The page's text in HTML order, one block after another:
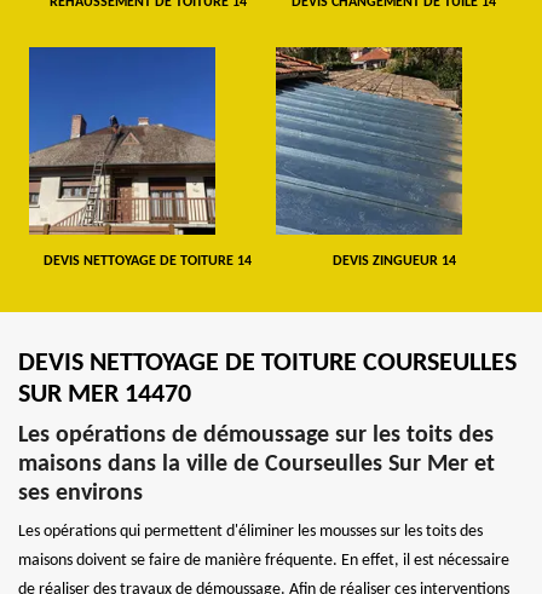
DEVIS NETTOYAGE DE TOITURE 14 DEVIS ZINGUEUR 14
DEVIS NETTOYAGE DE TOITURE COURSEULLES
SUR MER 14470
Les opérations de démoussage sur les toits des
maisons dans la ville de Courseulles Sur Mer et
ses environs
Les opérations qui permettent d'éliminer les mousses sur les toits des
maisons doivent se faire de manière fréquente. En effet, il est nécessaire
de réaliser des travaux de démoussage. Afin de réaliser ces interventions